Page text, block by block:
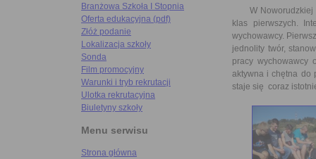
Branżowa Szkoła I Stopnia
Oferta edukacyjna (pdf)
Złóż podanie
Lokalizacja szkoły
Sonda
Film promocyjny
Warunki i tryb rekrutacji
Ulotka rekrutacyjna
Biuletyny szkoły
Menu serwisu
Strona główna
W Noworudzkiej
klas pierwszych.
wychowawcy.
jednolity twór,
pracy wychowawcy
aktywna i chętna do
staje się coraz